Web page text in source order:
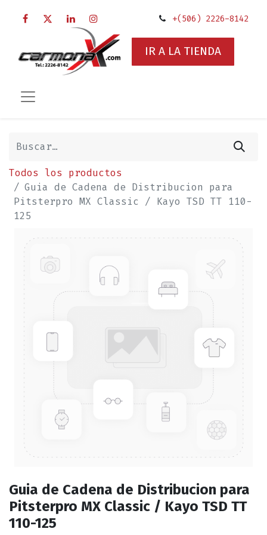
+(506) 2226-8142
IR A LA TIENDA
Todos los productos
Guia de Cadena de Distribucion para
Pitsterpro MX Classic / Kayo TSD TT 110-
125
Guia de Cadena de Distribucion para
Pitsterpro MX Classic / Kayo TSD TT
110-125